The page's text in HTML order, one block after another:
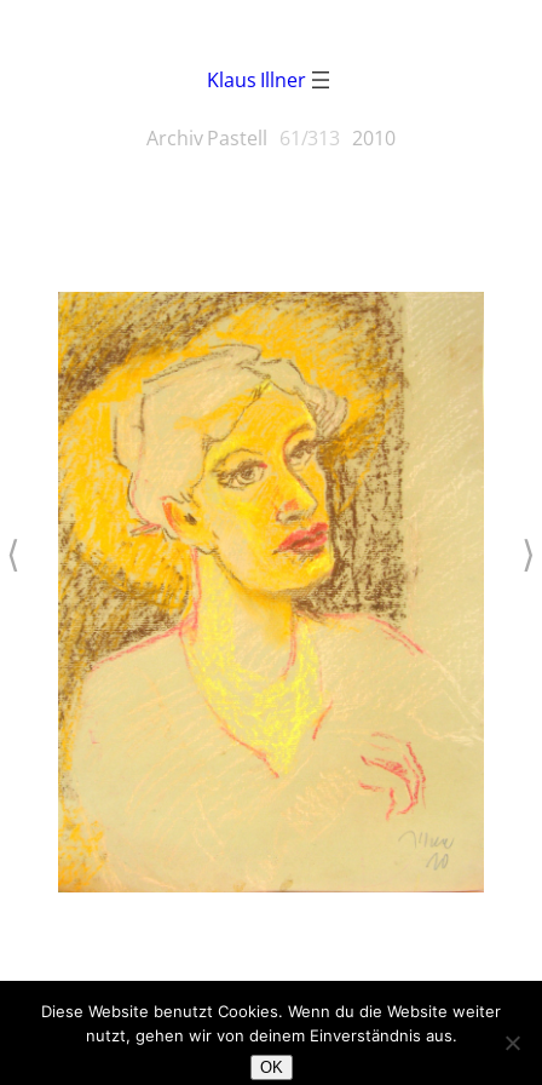
Klaus Illner
Archiv Pastell 61/313 2010
Beobachtung
Pastell
⟨ ⟩
Diese Website benutzt Cookies. Wenn du die Website weiter
nutzt, gehen wir von deinem Einverständnis aus.
OK